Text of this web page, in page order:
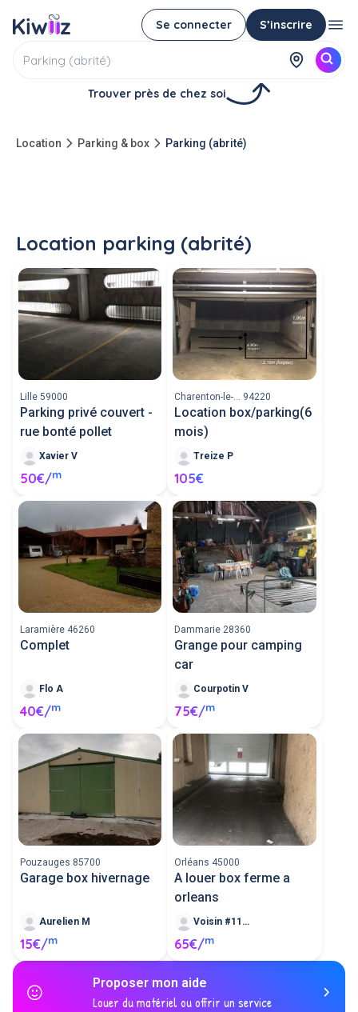
Se connecter S’inscrire
Trouver près de chez soi
Location Parking & box Parking (abrité)
Location parking (abrité)
Lille 59000
Parking privé couvert -
rue bonté pollet
Xavier V
50€/m
Charenton-le-... 94220
Location box/parking(6
mois)
Treize P
105€
Laramière 46260
Complet
Flo A
40€/m
Dammarie 28360
Grange pour camping
car
Courpotin V
75€/m
Pouzauges 85700
Garage box hivernage
Aurelien M
15€/m
Orléans 45000
A louer box ferme a
orleans
Voisin #116401
65€/m
Proposer mon aide
Louer du matériel ou offrir un service